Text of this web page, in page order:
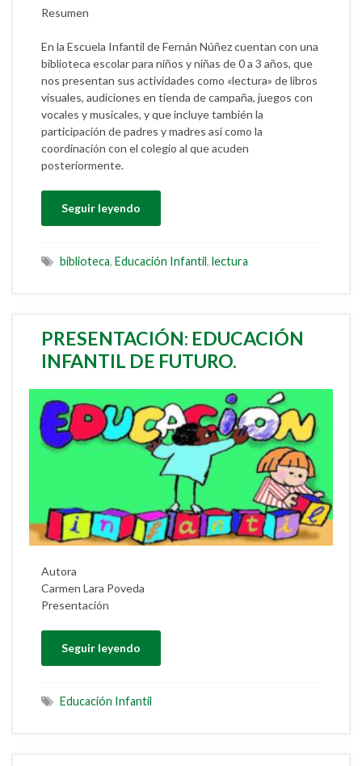
Resumen
En la Escuela Infantil de Fernán Núñez cuentan con una
biblioteca escolar para niños y niñas de 0 a 3 años, que
nos presentan sus actividades como «lectura» de libros
visuales, audiciones en tienda de campaña, juegos con
vocales y musicales, y que incluye también la
participación de padres y madres así como la
coordinación con el colegio al que acuden
posteriormente.
Seguir leyendo
biblioteca, Educación Infantil, lectura
PRESENTACIÓN: EDUCACIÓN
INFANTIL DE FUTURO.
Autora
Carmen Lara Poveda
Presentación
Seguir leyendo
Educación Infantil